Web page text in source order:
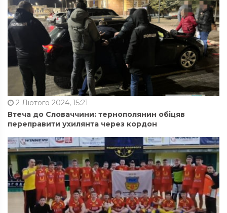
2 Лютого 2024, 15:21
Втеча до Словаччини: тернополянин обіцяв
переправити ухилянта через кордон